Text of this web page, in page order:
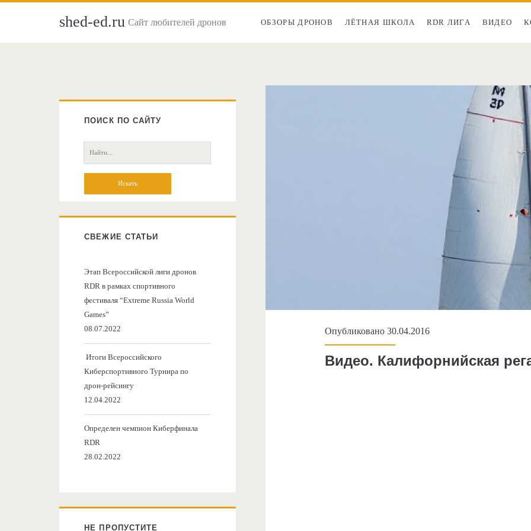
shed-ed.ru Сайт любителей дронов ОБЗОРЫ ДРОНОВ ЛЁТНАЯ ШКОЛА RDR ЛИГА ВИДЕО
Опубликовано 30.04.2016
Видео. Калифорнийская
Главная
боковая
колонка
ПОИСК ПО САЙТУ
Поиск:
СВЕЖИЕ СТАТЬИ
Этап Всероссийской лиги дронов
RDR в рамках спортивного
фестиваля “Extreme Russia World
Games”
08.07.2022
Итоги Всероссийского
Киберспортивного Турнира по
дрон-рейсингу
12.04.2022
Определен чемпион Киберфинала
RDR
28.02.2022
НЕ ПРОПУСТИТЕ